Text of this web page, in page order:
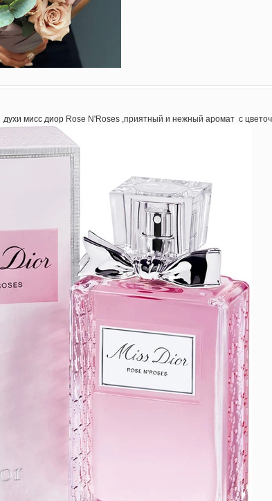
духи мисс диор Rose N'Roses ,приятный и нежный аромат с